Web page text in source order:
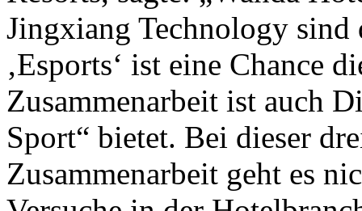
Jingxiang Technology sind
‚Esports‘ ist eine Chance
Zusammenarbeit ist auch
Sport“ bietet. Bei dieser
Zusammenarbeit geht es